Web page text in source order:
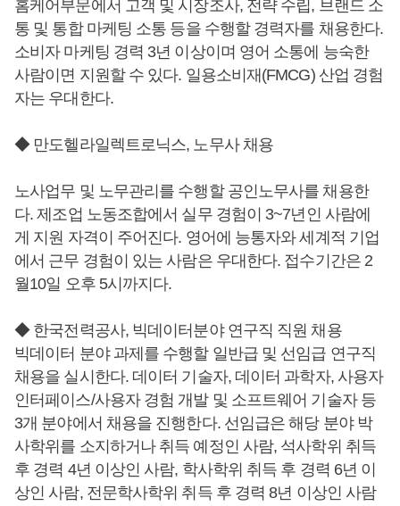
홈케어부문에서 고객 및 시장조사, 전략 수립, 브랜드 소
통 및 통합 마케팅 소통 등을 수행할 경력자를 채용한다.
소비자 마케팅 경력 3년 이상이며 영어 소통에 능숙한
사람이면 지원할 수 있다. 일용소비재(FMCG) 산업 경험
자는 우대한다.
◆ 만도헬라일렉트로닉스, 노무사 채용
노사업무 및 노무관리를 수행할 공인노무사를 채용한
다. 제조업 노동조합에서 실무 경험이 3~7년인 사람에
게 지원 자격이 주어진다. 영어에 능통자와 세계적 기업
에서 근무 경험이 있는 사람은 우대한다. 접수기간은 2
월10일 오후 5시까지다.
◆ 한국전력공사, 빅데이터분야 연구직 직원 채용
빅데이터 분야 과제를 수행할 일반급 및 선임급 연구직
채용을 실시한다. 데이터 기술자, 데이터 과학자, 사용자
인터페이스/사용자 경험 개발 및 소프트웨어 기술자 등
3개 분야에서 채용을 진행한다. 선임급은 해당 분야 박
사학위를 소지하거나 취득 예정인 사람, 석사학위 취득
후 경력 4년 이상인 사람, 학사학위 취득 후 경력 6년 이
상인 사람, 전문학사학위 취득 후 경력 8년 이상인 사람